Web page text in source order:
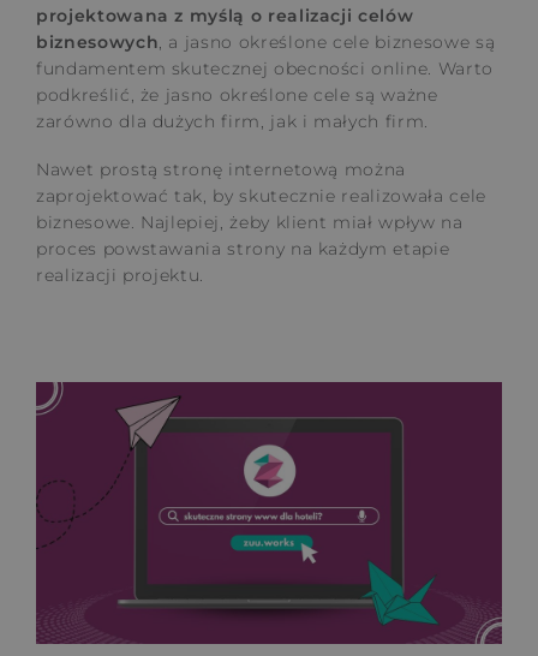
projektowana z myślą o realizacji celów
biznesowych, a jasno określone cele biznesowe są
fundamentem skutecznej obecności online. Warto
podkreślić, że jasno określone cele są ważne
zarówno dla dużych firm, jak i małych firm.
Nawet prostą stronę internetową można
zaprojektować tak, by skutecznie realizowała cele
biznesowe. Najlepiej, żeby klient miał wpływ na
proces powstawania strony na każdym etapie
realizacji projektu.